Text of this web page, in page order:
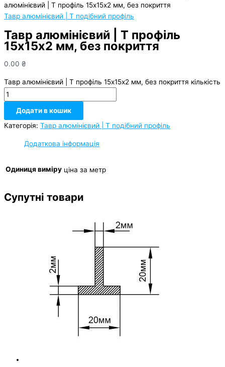
алюмінієвий | Т профіль 15х15х2 мм, без покриття
Тавр алюмінієвий | Т подібний профіль
Тавр алюмінієвий | Т профіль
15х15х2 мм, без покриття
0.00 ₴
Тавр алюмінієвий | Т профіль 15х15х2 мм, без покриття кількість
Додати в кошик
Категорія: Тавр алюмінієвий | Т подібний профіль
Додаткова інформація
Одиниця виміру ціна за метр
Супутні товари